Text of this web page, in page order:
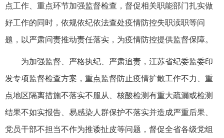
点工作、重点环节加强监督检查，督促相关职能部门扎实做
好工作的同时，依规依纪依法查处疫情防控失职渎职等问
题，以严肃问责推动责任落实，为疫情防控提供监督保障。
为加强监督、严格执纪、严肃追责，江苏省纪委监委印
发专项监督检查方案，重点监督防止疫情扩散工作不力、重
点地区隔离措施不落实不服从、核酸检测有重大疏漏或检测
结果不如实报告、易感染人群保护不落实并造成严重后果、
党员干部不担当不作为推诿扯皮等问题，督促全省各级党组